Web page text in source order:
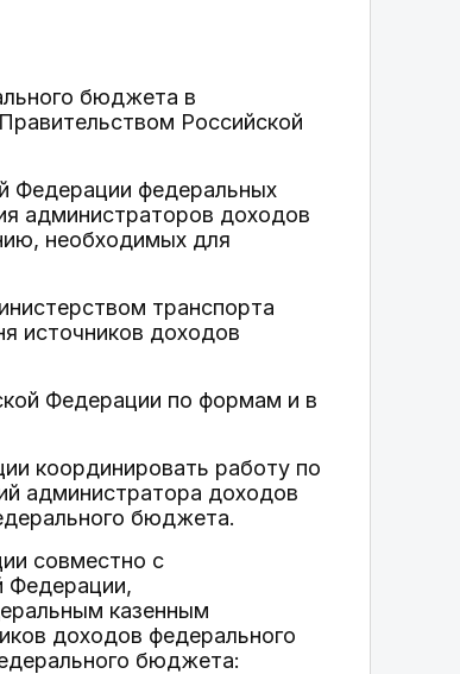
бюджета в
Российской
Федерации федеральных
администраторов доходов
необходимых для
транспорта
источников доходов
Федерации по формам и в
координировать работу по
администратора доходов
бюджета.
совместно с
Федерации,
казенным
доходов федерального
бюджета: